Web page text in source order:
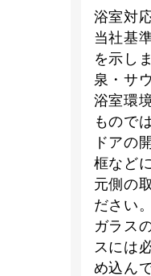
浴室対
当社基
を示し
泉・サ
浴室環
もので
ドアの
框など
元側の
ださい。
ガラス
スには
め込ん